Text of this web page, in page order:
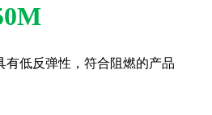
有低反弹性，符合阻燃的产品